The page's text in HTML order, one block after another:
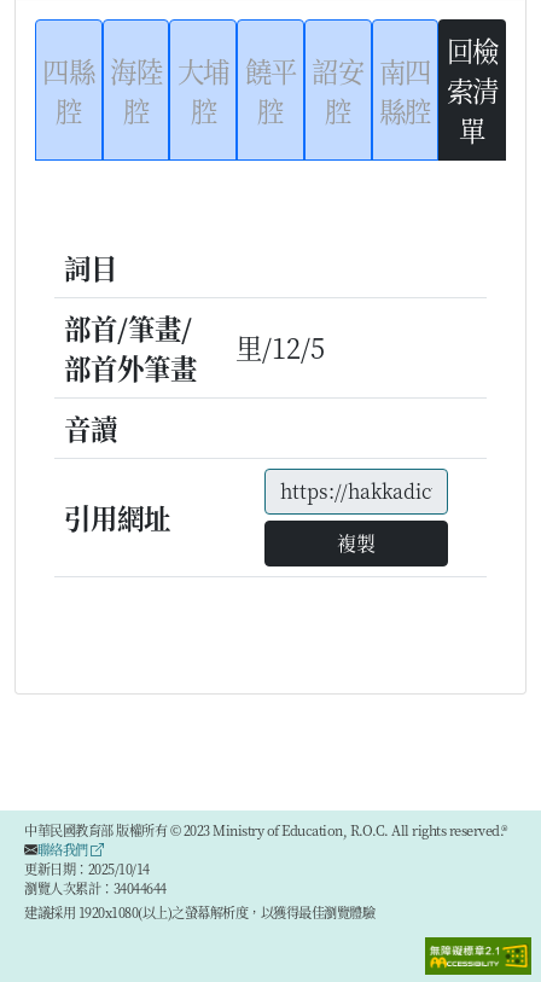
四縣
腔
海陸
腔
大埔
腔
饒平
腔
詔安
腔
南四
縣腔
回檢
索清
單
詞目
部首/筆畫/
部首外筆畫
里/12/5
音讀
引用網址
複製
中華民國教育部 版權所有 © 2023 Ministry of Education, R.O.C. All rights reserved.®
聯絡我們
更新日期：2025/10/14
瀏覽人次累計：34044644
建議採用 1920x1080(以上)之螢幕解析度，以獲得最佳瀏覽體驗